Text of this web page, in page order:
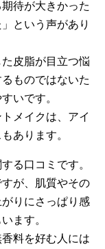
待が大きかった
という声があり
皮脂が目立つ悩
ものではないた
いです。
メイクは、アイ
あります。
る口コミです。
が、肌質やその
りにさっぱり感
ます。
料を好む人には